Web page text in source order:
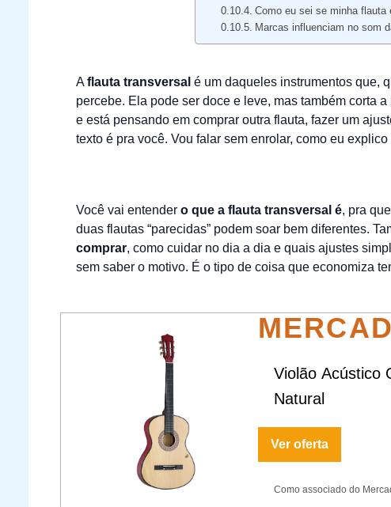
Como eu sei se minha flauta
Marcas influenciam no som
Aflauta transversal é um daqueles instrumentos que,
percebe. Ela pode ser doce e leve, mas também corta
e está pensando em comprar outra flauta, fazer um
texto é pra você. Vou falar sem enrolar, como eu
Você vai entender o que a flauta transversal é, pra
duas flautas “parecidas” podem soar bem diferentes.
comprar, como cuidar no dia a dia e quais ajustes
sem saber o motivo. É o tipo de coisa que economiza
Violão Acústico
Natural
Ver oferta
Como associado do